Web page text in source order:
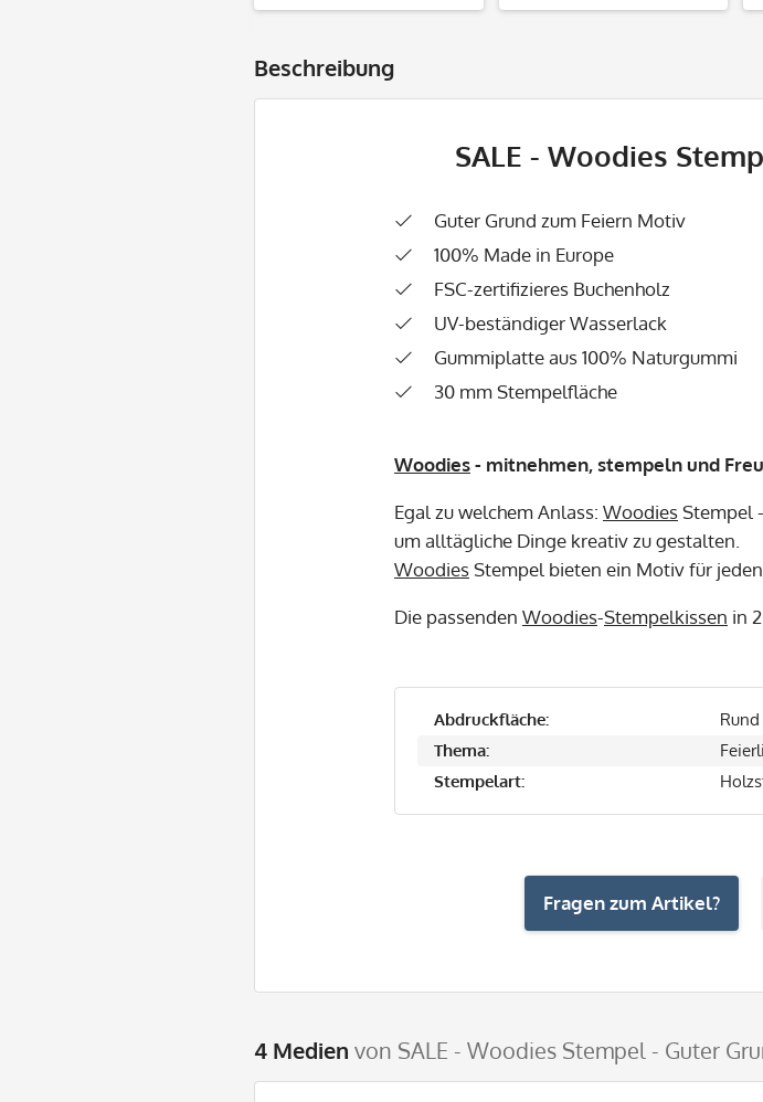
Beschreibung
SALE - Woodies
Guter Grund zum Feiern Motiv
100% Made in Europe
FSC-zertifizieres Buchenholz
UV-beständiger Wasserlack
Gummiplatte aus 100% Naturgummi
30 mm Stempelfläche
Woodies- mitnehmen, stempeln und
Egal zu welchem Anlass: WoodiesStempel
um alltägliche Dinge kreativ zu gestalten.
WoodiesStempel bieten ein Motiv für jeden
Die passenden Woodies-Stempelkissen in
Abdruckfläche:
Rund
Thema:
Stempelart:
Fragen zum Artikel?
4 Medien von SALE - Woodies Stempel - Guter